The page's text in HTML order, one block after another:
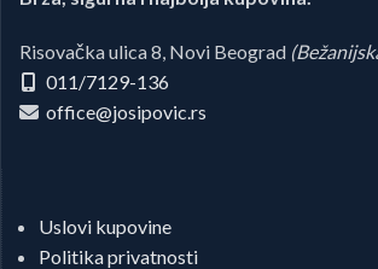
Risovačka ulica 8, Novi Beograd
011/7129-136
office@josipovic.rs
Uslovi kupovine
Politika privatnosti